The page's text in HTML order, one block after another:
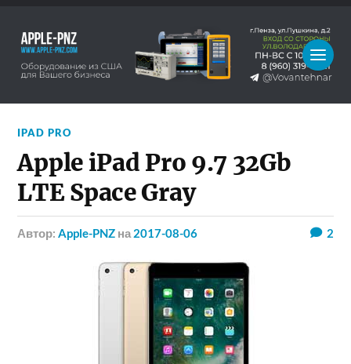
IPAD PRO
Apple iPad Pro 9.7 32Gb
LTE Space Gray
Автор:Apple-PNZ на 2017-08-06 2